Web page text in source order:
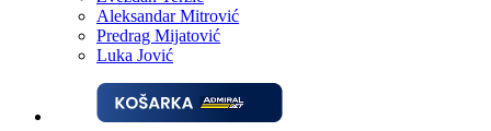
Aleksandar Mitrović
Predrag Mijatović
Luka Jović